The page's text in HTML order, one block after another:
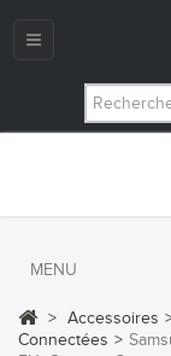
Navigation
MENU
> Accessoires
Connectées >